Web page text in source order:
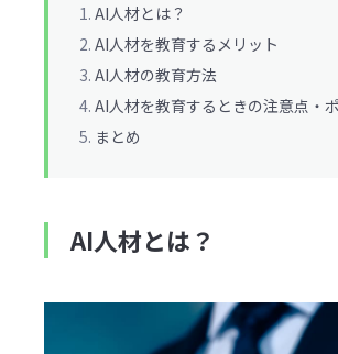
AI人材とは？
AI人材を教育するメリット
AI人材の教育方法
AI人材を教育するときの注意点・
まとめ
AI人材とは？